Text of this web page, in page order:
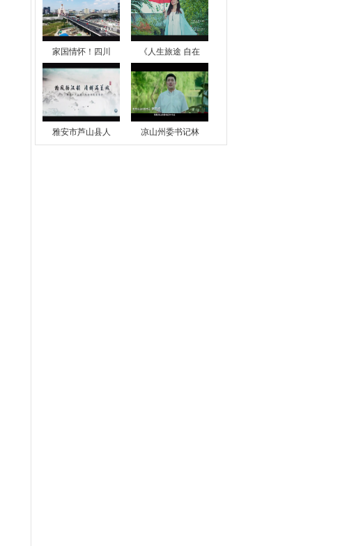
家国情怀！四川 《人生旅途 自在
雅安市芦山县人 凉山州委书记林